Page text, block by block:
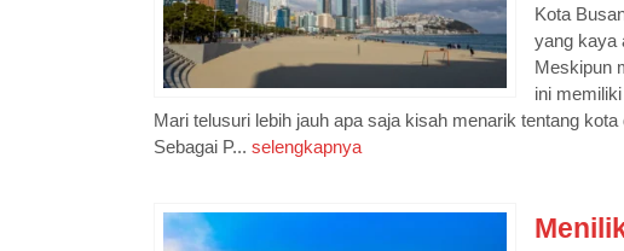
Kota
yang kaya
Meskipun
ini
Mari telusuri lebih jauh apa saja kisah menarik tentang
Sebagai P... selengkapnya